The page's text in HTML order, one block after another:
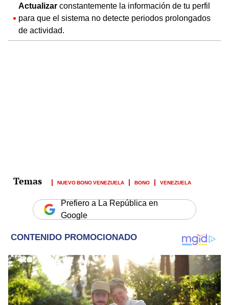
Actualizar constantemente la información de tu perfil
para que el sistema no detecte periodos prolongados
de actividad.
NUEVO BONO VENEZUELA BONO VENEZUELA
Prefiero a La República en
Google